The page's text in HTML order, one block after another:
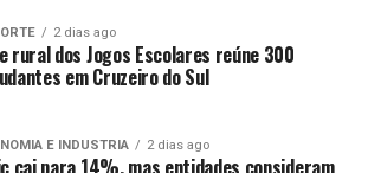
2 dias ago
rural dos Jogos Escolares reúne 300
em Cruzeiro do Sul
E INDUSTRIA 2 dias ago
cai para 14%, mas entidades consideram